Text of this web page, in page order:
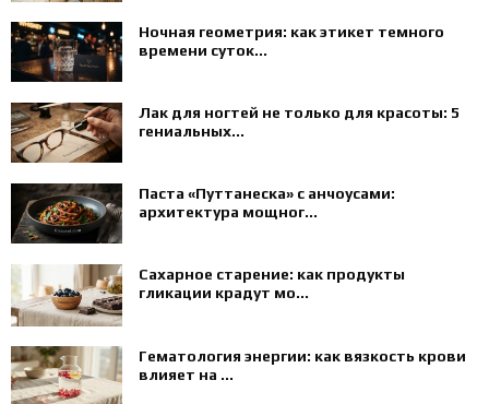
Ночная геометрия: как этикет темного
времени суток...
Лак для ногтей не только для красоты: 5
гениальных...
Паста «Путтанеска» с анчоусами:
архитектура мощног...
Сахарное старение: как продукты
гликации крадут мо...
Гематология энергии: как вязкость крови
влияет на ...